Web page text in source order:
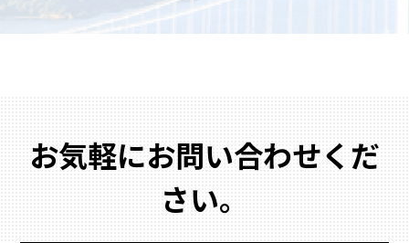
お気軽にお問い合わせくだ
さい。